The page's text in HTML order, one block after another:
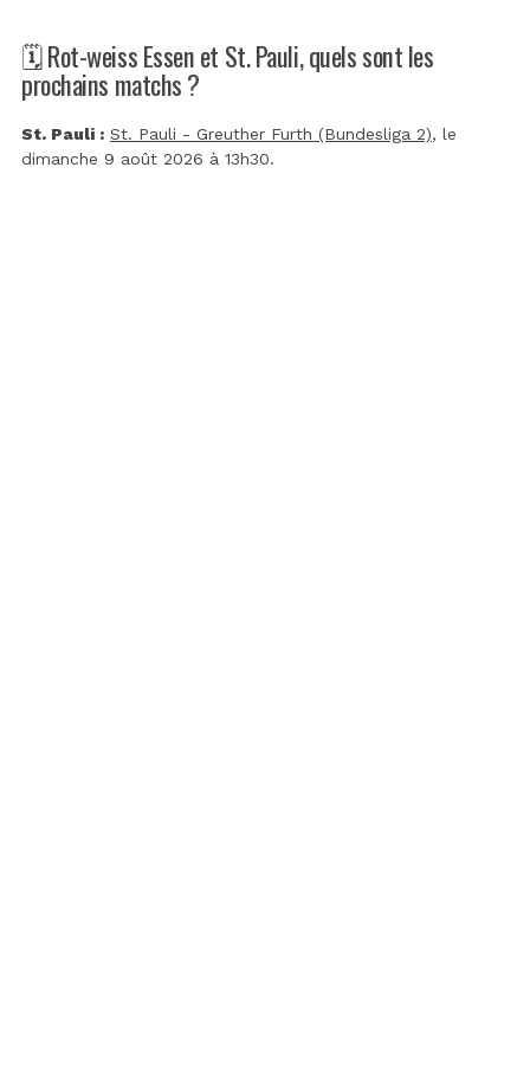
🗓️ Rot-weiss Essen et St. Pauli, quels sont les
prochains matchs ?
St. Pauli : St. Pauli - Greuther Furth (Bundesliga 2), le
dimanche 9 août 2026 à 13h30.